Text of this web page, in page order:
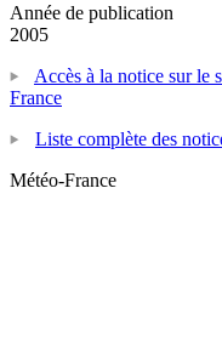
Année de publication
2005
Accès à la notice sur le
France
Liste complète des
Météo-France